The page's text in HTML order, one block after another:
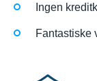
Ingen
Fantastiske